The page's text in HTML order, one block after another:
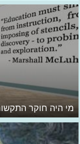
מי היה חוקר